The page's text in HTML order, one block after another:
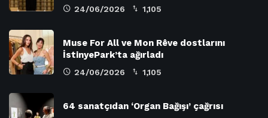
24/06/2026 1,105
Muse For All ve Mon Rêve dostlarını
İstinyePark’ta ağırladı
24/06/2026 1,105
64 sanatçıdan ‘Organ Bağışı’ çağrısı